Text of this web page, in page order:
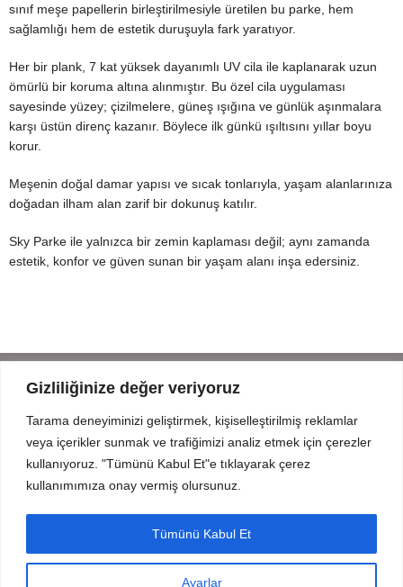
Gizliliğinize değer veriyoruz
Tarama deneyiminizi geliştirmek, kişiselleştirilmiş reklamlar
veya içerikler sunmak ve trafiğimizi analiz etmek için çerezler
kullanıyoruz. "Tümünü Kabul Et"e tıklayarak çerez
kullanımımıza onay vermiş olursunuz.
Ayarlar
Tümünü Kabul Et
sınıf meşe papellerin birleştirilmesiyle üretilen bu parke, hem
sağlamlığı hem de estetik duruşuyla fark yaratıyor.
Her bir plank, 7 kat yüksek dayanımlı UV cila ile kaplanarak uzun
ömürlü bir koruma altına alınmıştır. Bu özel cila uygulaması
sayesinde yüzey; çizilmelere, güneş ışığına ve günlük aşınmalara
karşı üstün direnç kazanır. Böylece ilk günkü ışıltısını yıllar boyu
korur.
Meşenin doğal damar yapısı ve sıcak tonlarıyla, yaşam alanlarınıza
doğadan ilham alan zarif bir dokunuş katılır.
Sky Parke ile yalnızca bir zemin kaplaması değil; aynı zamanda
estetik, konfor ve güven sunan bir yaşam alanı inşa edersiniz.
Mahmut Şevket Paşa Cd. No 52 Beykoz Istanbul
+90 216 319 52 07
info@prodizayn.com.tr